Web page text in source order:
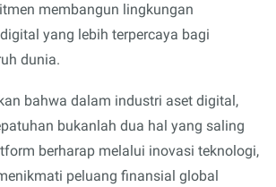
membangun lingkungan
yang lebih terpercaya bagi
dunia.
bahwa dalam industri aset digital,
bukanlah dua hal yang saling
berharap melalui inovasi teknologi,
peluang finansial global